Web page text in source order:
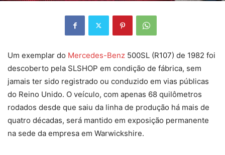
Um exemplar do Mercedes-Benz 500SL (R107) de 1982 foi
descoberto pela SLSHOP em condição de fábrica, sem
jamais ter sido registrado ou conduzido em vias públicas
do Reino Unido. O veículo, com apenas 68 quilômetros
rodados desde que saiu da linha de produção há mais de
quatro décadas, será mantido em exposição permanente
na sede da empresa em Warwickshire.